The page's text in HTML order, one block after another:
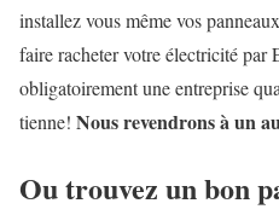
installez vous même vos
faire racheter votre électricité par
obligatoirement une entreprise
tienne! Nous revendrons à un
Ou trouvez un bon